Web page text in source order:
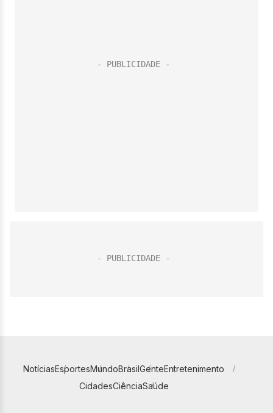
NotíciasEsportesMundoBrasilGenteEntretenimento
CidadesCiênciaSaúde